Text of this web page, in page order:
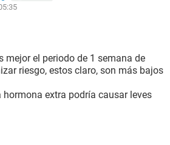
mejor el periodo de 1 semana de
riesgo, estos claro, son más bajos
hormona extra podría causar leves